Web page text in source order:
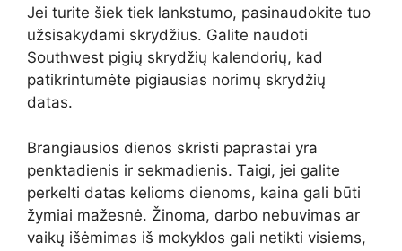
Jei turite šiek tiek lankstumo, pasinaudokite tuo
užsisakydami skrydžius. Galite naudoti
Southwest pigių skrydžių kalendorių, kad
patikrintumėte pigiausias norimų skrydžių
datas.
Brangiausios dienos skristi paprastai yra
penktadienis ir sekmadienis. Taigi, jei galite
perkelti datas kelioms dienoms, kaina gali būti
žymiai mažesnė. Žinoma, darbo nebuvimas ar
vaikų išėmimas iš mokyklos gali netikti visiems,